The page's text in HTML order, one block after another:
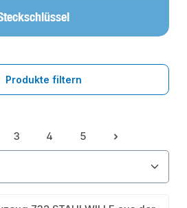
Produkte filtern
Seite
3
Seite
4
Seite
5